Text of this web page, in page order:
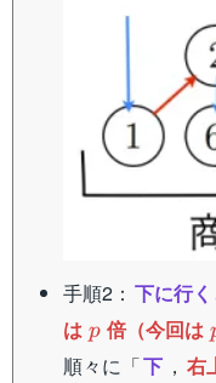
手順2： 下に行
は p
p 倍（今回は
順々に「下 ， 右